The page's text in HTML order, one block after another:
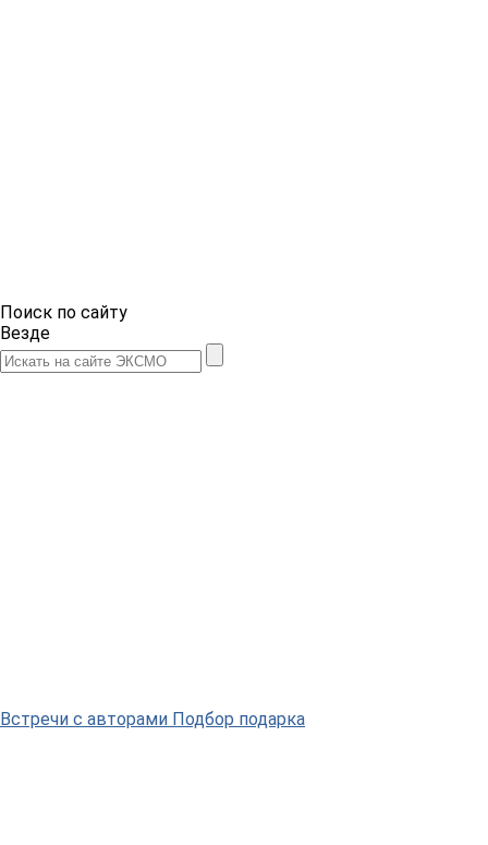
Поиск по сайту
Везде
Встречи с авторами Подбор подарка